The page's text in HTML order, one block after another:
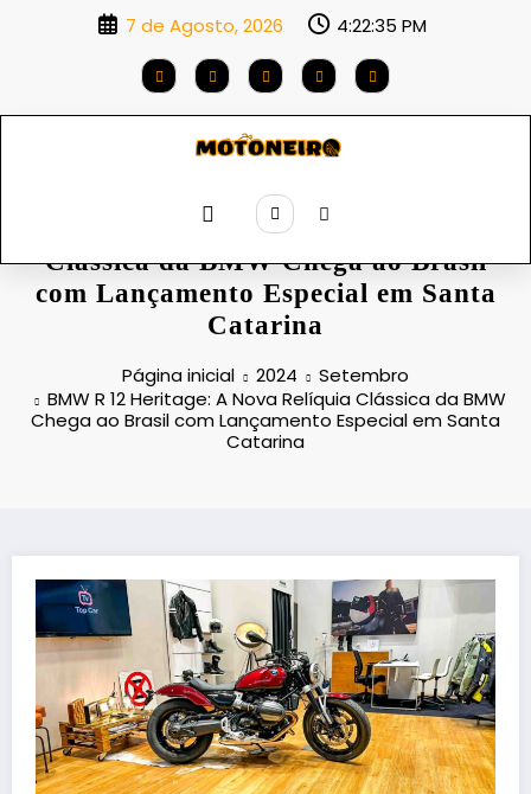
7 de Agosto, 2026 4:22:36 PM
BMW R 12 Heritage: A Nova Relíquia
Clássica da BMW Chega ao Brasil
com Lançamento Especial em Santa
Catarina
Página inicial 2024
Setembro
BMW R 12 Heritage: A Nova Relíquia Clássica da BMW
Chega ao Brasil com Lançamento Especial em Santa
Catarina